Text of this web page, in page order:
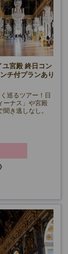
ユ宮殿 終日コン
チ付プランあり
巡るツアー！日
ーナス」や宮殿
き逃しなし。